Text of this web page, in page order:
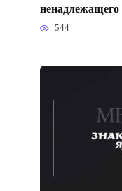
ненадлежащего
544